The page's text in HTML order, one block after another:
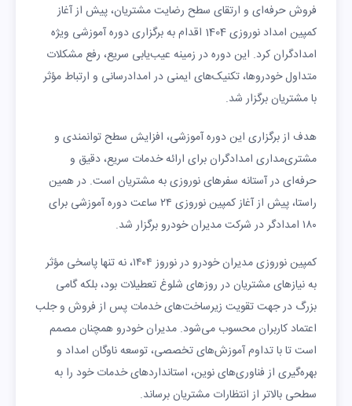
فروش حرفه‌ای و ارتقای سطح رضایت مشتریان، پیش از آغاز
کمپین امداد نوروزی 1404 اقدام به برگزاری دوره آموزشی ویژه
امدادگران کرد. این دوره در زمینه عیب‌یابی سریع، رفع مشکلات
متداول خودروها، تکنیک‌های ایمنی در امدادرسانی و ارتباط مؤثر
با مشتریان برگزار شد.
هدف از برگزاری این دوره آموزشی، افزایش سطح توانمندی‌ و
مشتری‌مداری امدادگران برای ارائه خدمات سریع، دقیق و
حرفه‌ای در آستانه سفرهای نوروزی به مشتریان است. در همین
راستا، پیش از آغاز کمپین نوروزی ۲۴ ساعت دوره آموزشی برای
۱۸۰ امدادگر در شرکت مدیران خودرو برگزار شد.
کمپین نوروزی مدیران خودرو در نوروز ۱۴۰۴، نه تنها پاسخی مؤثر
به نیازهای مشتریان در روزهای شلوغ تعطیلات بود، بلکه گامی
بزرگ در جهت تقویت زیرساخت‌های خدمات پس از فروش و جلب
اعتماد کاربران محسوب می‌شود. مدیران خودرو همچنان مصمم
است تا با تداوم آموزش‌های تخصصی، توسعه ناوگان امداد و
بهره‌گیری از فناوری‌های نوین، استانداردهای خدمات خود را به
سطحی بالاتر از انتظارات مشتریان برساند.